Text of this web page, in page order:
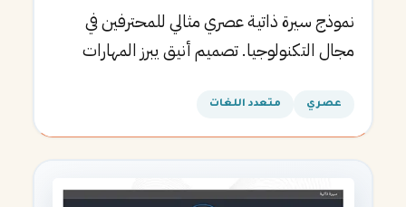
نموذج سيرة ذاتية عصري مثالي للمحترفين في
مجال التكنولوجيا. تصميم أنيق يبرز المهارات
عصري متعدد اللغات